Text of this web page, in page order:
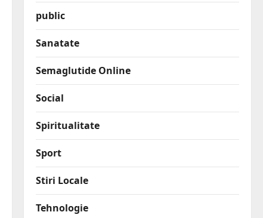
public
Sanatate
Semaglutide Online
Social
Spiritualitate
Sport
Stiri Locale
Tehnologie